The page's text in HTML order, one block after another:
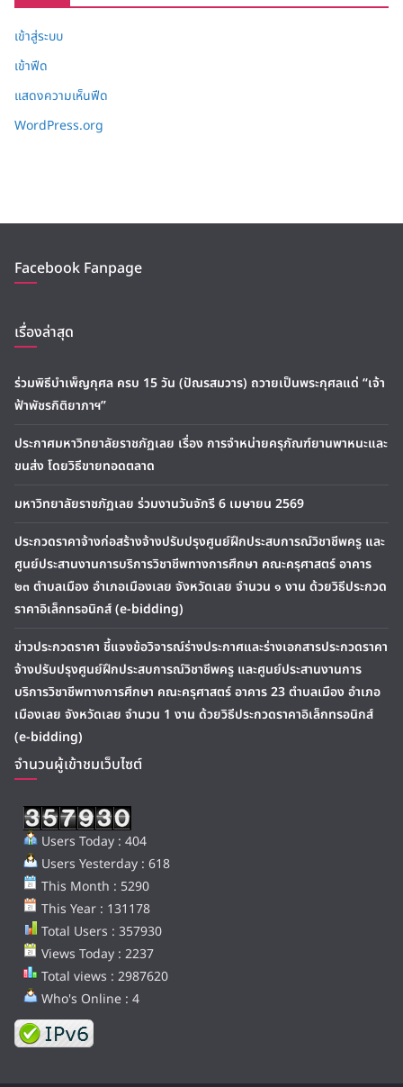
เข้าสู่ระบบ
เข้าฟีด
แสดงความเห็นฟีด
WordPress.org
Facebook Fanpage
เรื่องล่าสุด
ร่วมพิธีบำเพ็ญกุศล ครบ 15 วัน (ปัณรสมวาร) ถวายเป็นพระกุศลแด่ “เจ้า
ฟ้าพัชรกิติยาภาฯ”
ประกาศมหาวิทยาลัยราชภัฏเลย เรื่อง การจำหน่ายครุภัณฑ์ยานพาหนะและ
ขนส่ง โดยวิธีขายทอดตลาด
มหาวิทยาลัยราชภัฏเลย ร่วมงานวันจักรี 6 เมษายน 2569
ประกวดราคาจ้างก่อสร้างจ้างปรับปรุงศูนย์ฝึกประสบการณ์วิชาชีพครู และ
ศูนย์ประสานงานการบริการวิชาชีพทางการศึกษา คณะครุศาสตร์ อาคาร
๒๓ ตำบลเมือง อำเภอเมืองเลย จังหวัดเลย จำนวน ๑ งาน ด้วยวิธีประกวด
ราคาอิเล็กทรอนิกส์ (e-bidding)
ข่าวประกวดราคา ชี้แจงข้อวิจารณ์ร่างประกาศและร่างเอกสารประกวดราคา
จ้างปรับปรุงศูนย์ฝึกประสบการณ์วิชาชีพครู และศูนย์ประสานงานการ
บริการวิชาชีพทางการศึกษา คณะครุศาสตร์ อาคาร 23 ตำบลเมือง อำเภอ
เมืองเลย จังหวัดเลย จำนวน 1 งาน ด้วยวิธีประกวดราคาอิเล็กทรอนิกส์
(e-bidding)
จำนวนผู้เข้าชมเว็บไซต์
Users Today : 404
Users Yesterday : 618
This Month : 5290
This Year : 131178
Total Users : 357930
Views Today : 2237
Total views : 2987620
Who's Online : 4